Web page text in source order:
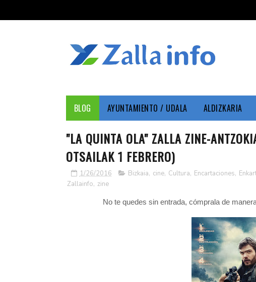
BLOG AYUNTAMIENTO / UDALA ALDIZKARIA
"LA QUINTA OLA" ZALLA ZINE-
OTSAILAK 1 FEBRERO)
1/26/2016 Bizkaia, cine, Cultura, Encartaciones,
Zallainfo, zine
No te quedes sin entrada, cómprala de